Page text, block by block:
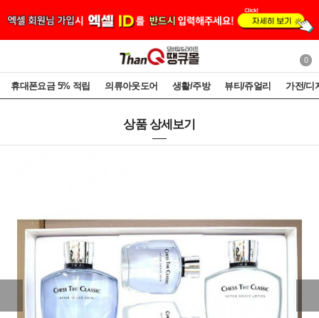
0
휴대폰요금 5% 적립 의류아웃도어 생활/주방 뷰티/쥬얼리 가전/디
상품 상세보기